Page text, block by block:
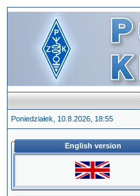
Poniedziałek, 10.8.2026, 18:55
English version